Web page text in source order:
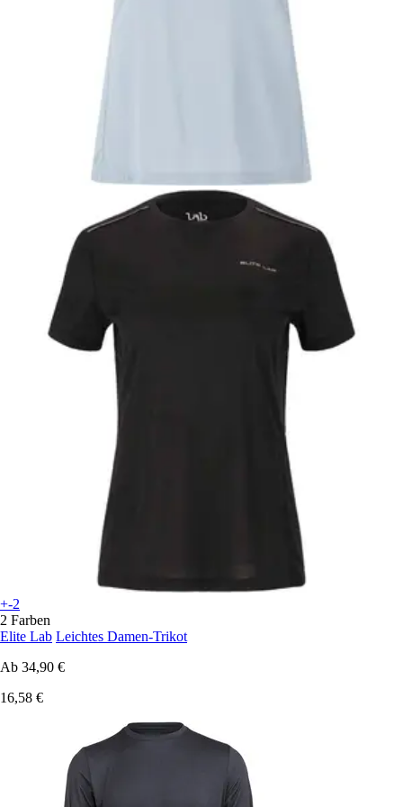
+-2
2 Farben
Elite Lab Leichtes Damen-Trikot
Ab 34,90 €
16,58 €